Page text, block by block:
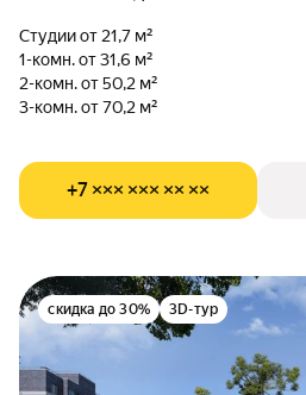
Студии от 21,7 м²
1-комн. от 31,6 м²
2-комн. от 50,2 м²
3-комн. от 70,2 м²
+7 ××× ××× ×× ××
скидка до 30% 3D-тур